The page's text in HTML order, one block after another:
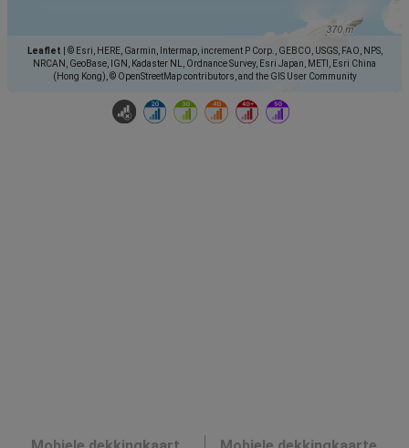
Leaflet
© Esri, HERE, Garmin, Intermap, increment P Corp., GEBCO, USGS, FAO, NPS,
NRCAN, GeoBase, IGN, Kadaster NL, Ordnance Survey, Esri Japan, METI, Esri China
(Hong Kong), © OpenStreetMap contributors, and the GIS User Community